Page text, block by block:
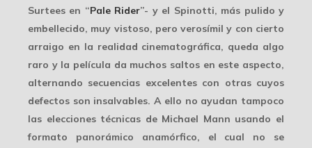
Surtees en “Pale Rider”- y el Spinotti, más pulido y
embellecido, muy vistoso, peroverosímil y con cierto
arraigo en la realidad cinematográfica, queda algo
raro y la película da muchos saltos en este aspecto,
alternando secuencias excelentes con otras cuyos
defectos son insalvables. A ello no ayudan tampoco
las elecciones técnicas de Michael Mann usando el
formato panorámico anamórfico, el cual no se